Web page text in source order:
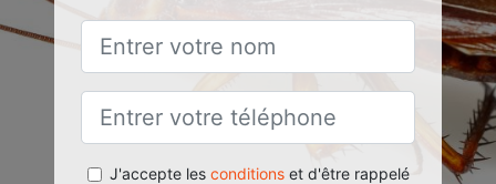
J'accepte les conditionset d'être rappelé